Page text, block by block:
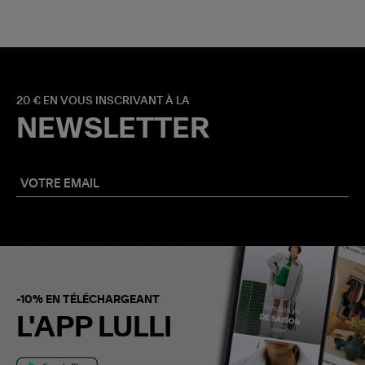
20 € EN VOUS INSCRIVANT À LA
NEWSLETTER
-10% EN TÉLÉCHARGEANT
L'APP LULLI